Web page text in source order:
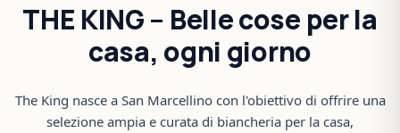
THE KING – Belle cose per la
casa, ogni giorno
The King nasce a San Marcellino con l'obiettivo di offrire una
selezione ampia e curata di biancheria per la casa,